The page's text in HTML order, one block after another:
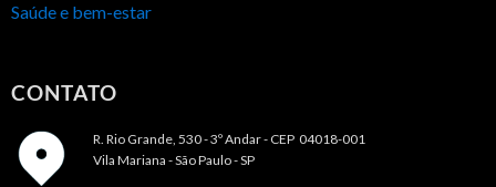
Saúde e bem-estar
CONTATO
R. Rio Grande, 530 - 3º Andar - CEP 04018-001
Vila Mariana - São Paulo - SP